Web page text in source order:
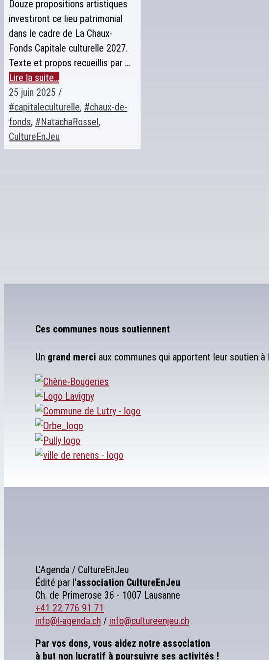
Douze propositions artistiques
investiront ce lieu patrimonial
dans le cadre de La Chaux-
Fonds Capitale culturelle 2027.
Texte et propos recueillis par ...
Lire la suite…
25 juin 2025 /
#capitaleculturelle, #chaux-de-
fonds, #NatachaRossel,
CultureEnJeu
Ces communes nous soutiennent
Un grand merci aux communes qui apportent leur soutien à
L'Agenda / CultureEnJeu
Édité par l'association CultureEnJeu
Ch. de Primerose 36 - 1007 Lausanne
+41 22 776 91 71
info@l-agenda.ch / info@cultureenjeu.ch
Par vos dons, vous aidez notre association
à but non lucratif à poursuivre ses activités !